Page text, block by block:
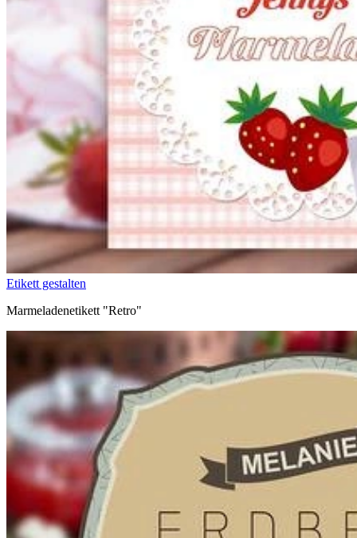
Etikett gestalten
Marmeladenetikett "Retro"